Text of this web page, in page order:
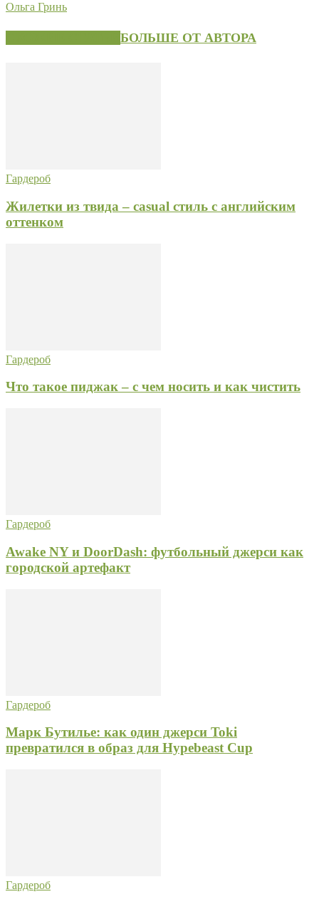
Ольга Гринь
БОЛЬШЕ ОТ АВТОРА
Гардероб
Жилетки из твида – casual стиль с английским
оттенком
Гардероб
Что такое пиджак – с чем носить и как чистить
Гардероб
Awake NY и DoorDash: футбольный джерси как
городской артефакт
Гардероб
Марк Бутилье: как один джерси Toki
превратился в образ для Hypebeast Cup
Гардероб